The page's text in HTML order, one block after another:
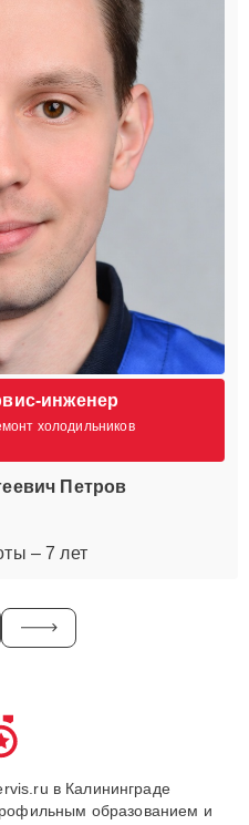
инженер
холодильников
Петров
– 7 лет
в Калининграде
образованием и